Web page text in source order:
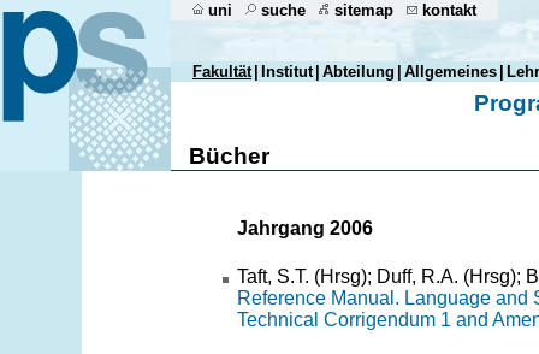
uni suche sitemap kontakt
Fakultät Institut Abteilung Allgemeines
Bücher
Jahrgang 2006
Taft, S.T. (Hrsg); Duff, R.A. (Hrsg);
Reference Manual. Language and
Technical Corrigendum 1 and